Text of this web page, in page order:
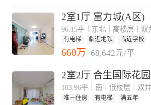
2室1厅 富力城(A区)
96.15平｜东北｜高楼层｜双
有电梯 临近地铁 临近学校
660万 68,642元/平
2室2厅 合生国际花园
103.96平｜南｜低楼层｜双井
唯一住房 有电梯 满五年